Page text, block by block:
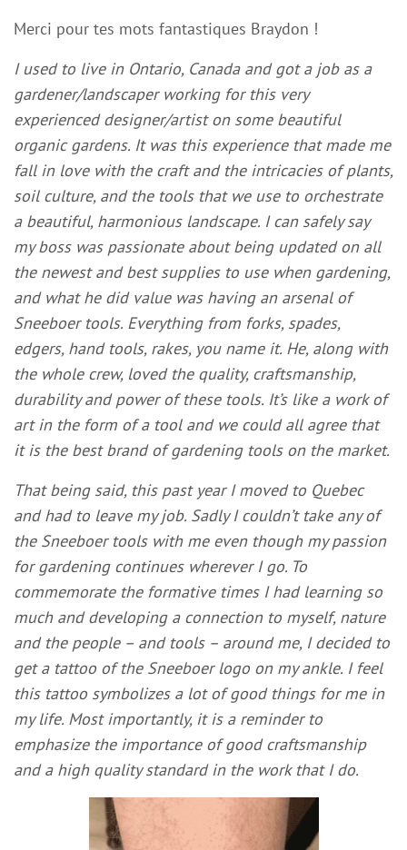
Merci pour tes mots fantastiques Braydon !
I used to live in Ontario, Canada and got a job as a
gardener/landscaper working for this very
experienced designer/artist on some beautiful
organic gardens. It was this experience that made me
fall in love with the craft and the intricacies of plants,
soil culture, and the tools that we use to orchestrate
a beautiful, harmonious landscape. I can safely say
my boss was passionate about being updated on all
the newest and best supplies to use when gardening,
and what he did value was having an arsenal of
Sneeboer tools. Everything from forks, spades,
edgers, hand tools, rakes, you name it. He, along with
the whole crew, loved the quality, craftsmanship,
durability and power of these tools. It’s like a work of
art in the form of a tool and we could all agree that
it is the best brand of gardening tools on the market.
That being said, this past year I moved to Quebec
and had to leave my job. Sadly I couldn’t take any of
the Sneeboer tools with me even though my passion
for gardening continues wherever I go. To
commemorate the formative times I had learning so
much and developing a connection to myself, nature
and the people – and tools – around me, I decided to
get a tattoo of the Sneeboer logo on my ankle. I feel
this tattoo symbolizes a lot of good things for me in
my life. Most importantly, it is a reminder to
emphasize the importance of good craftsmanship
and a high quality standard in the work that I do.